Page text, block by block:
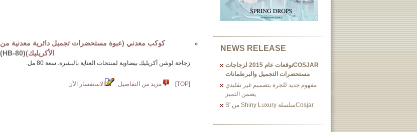
كوكب معدني (عبوة مستحضرات تجميل دائرية معدنية من
الأكريليك)(HB-80)
زجاجة لوشن أكريليك بيضاوية لمنتجات العناية بالبشرة. سعة 80 مل.
[
TOP
] مزيد من التفاصيل الاستفسار الآن
NEWS RELEASE
COSJARتوقعات عام 2015 لزجاجات
مستحضرات التجميل والبرطمانات
مفهوم جديد للجرة بتصميم غير تقليدي
يضمن التميز
Cosjarسلسلة Shiny Luxury من 's